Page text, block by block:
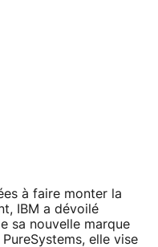
à faire monter la
IBM a dévoilé
sa nouvelle marque
elle vise